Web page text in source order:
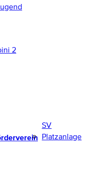
2
SV
Platzanlage